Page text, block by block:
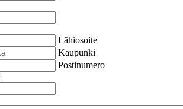
Lähiosoite
Kaupunki
Postinumero